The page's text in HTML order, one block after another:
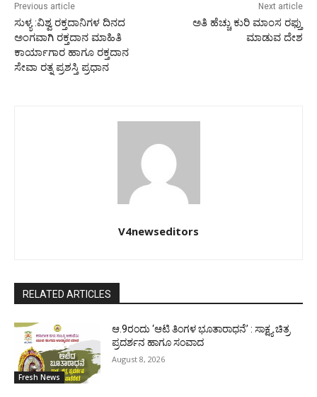
Previous article
ಸುಳ್ಯ :ವಿಶ್ವ ರಕ್ತದಾನಿಗಳ ದಿನದ
ಅಂಗವಾಗಿ ರಕ್ತದಾನ ಮಾಹಿತಿ
ಕಾರ್ಯಾಗಾರ ಹಾಗೂ ರಕ್ತದಾನ
ಸೇವಾ ರತ್ನ ಪ್ರಶಸ್ತಿ ಪ್ರಧಾನ
Next article
ಅತಿ ಹೆಚ್ಚು ಕುರಿ ಮಾಂಸ ರಫ್ತು
ಮಾಡುವ ದೇಶ
V4newseditors
RELATED ARTICLES
Fresh News
ಆ.9ರಂದು ‘ಆಟಿ ತಿಂಗಳ ಭೂತಾರಾಧನೆ’ : ಸಾಕ್ಷ್ಯ ಚಿತ್ರ
ಪ್ರದರ್ಶನ ಹಾಗೂ ಸಂವಾದ
August 8, 2026